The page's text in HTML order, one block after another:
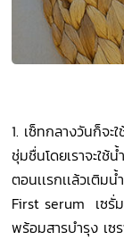
1. เซ็ทกลางวันก็จะ
ชุ่มชื่นโดยเราจะใ
ตอนเเรกเเล้วเติม
First serum เซรั่
พร้อมสารบำรุง เซ